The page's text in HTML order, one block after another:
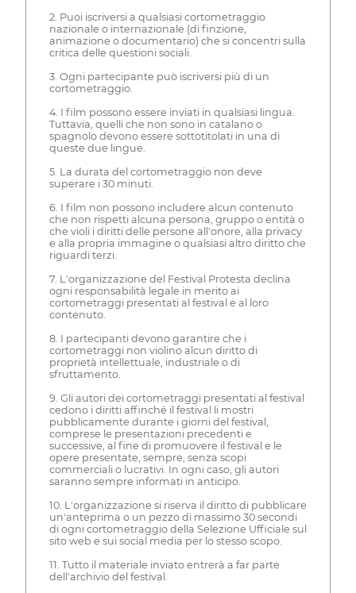
2. Puoi iscriversi a qualsiasi cortometraggio
nazionale o internazionale (di finzione,
animazione o documentario) che si concentri sulla
critica delle questioni sociali.
3. Ogni partecipante può iscriversi più di un
cortometraggio.
4. I film possono essere inviati in qualsiasi lingua.
Tuttavia, quelli che non sono in catalano o
spagnolo devono essere sottotitolati in una di
queste due lingue.
5. La durata del cortometraggio non deve
superare i 30 minuti.
6. I film non possono includere alcun contenuto
che non rispetti alcuna persona, gruppo o entità o
che violi i diritti delle persone all'onore, alla privacy
e alla propria immagine o qualsiasi altro diritto che
riguardi terzi.
7. L'organizzazione del Festival Protesta declina
ogni responsabilità legale in merito ai
cortometraggi presentati al festival e al loro
contenuto.
8. I partecipanti devono garantire che i
cortometraggi non violino alcun diritto di
proprietà intellettuale, industriale o di
sfruttamento.
9. Gli autori dei cortometraggi presentati al festival
cedono i diritti affinché il festival li mostri
pubblicamente durante i giorni del festival,
comprese le presentazioni precedenti e
successive, al fine di promuovere il festival e le
opere presentate, sempre, senza scopi
commerciali o lucrativi. In ogni caso, gli autori
saranno sempre informati in anticipo.
10. L'organizzazione si riserva il diritto di pubblicare
un'anteprima o un pezzo di massimo 30 secondi
di ogni cortometraggio della Selezione Ufficiale sul
sito web e sui social media per lo stesso scopo.
11. Tutto il materiale inviato entrerà a far parte
dell'archivio del festival.